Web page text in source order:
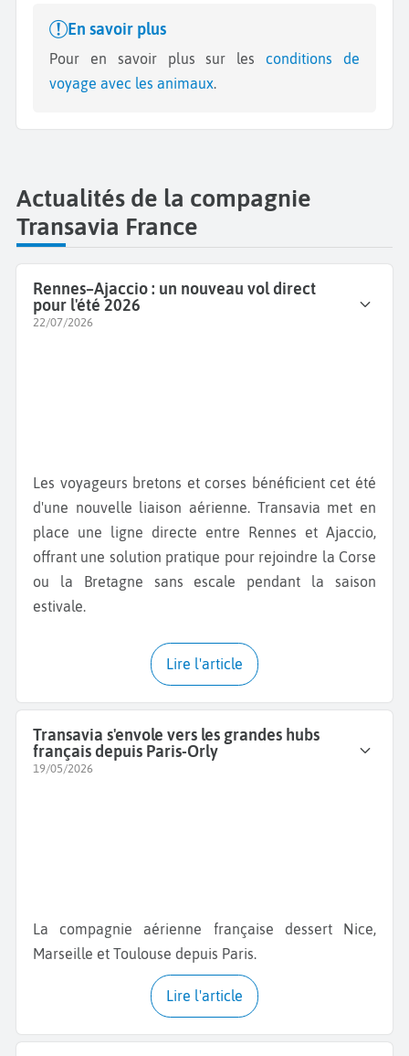
En savoir plus
Pour en savoir plus sur les conditions de
voyage avec les animaux.
Actualités de la compagnie
Transavia France
Rennes–Ajaccio : un nouveau vol direct
pour l'été 2026
22/07/2026
Les voyageurs bretons et corses bénéficient cet été
d'une nouvelle liaison aérienne. Transavia met en
place une ligne directe entre Rennes et Ajaccio,
offrant une solution pratique pour rejoindre la Corse
ou la Bretagne sans escale pendant la saison
estivale.
Lire l'article
Transavia s'envole vers les grandes hubs
français depuis Paris-Orly
19/05/2026
La compagnie aérienne française dessert Nice,
Marseille et Toulouse depuis Paris.
Lire l'article